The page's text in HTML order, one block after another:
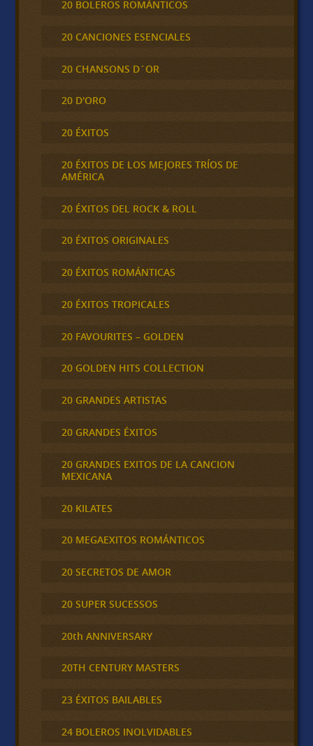
20 BOLEROS ROMÁNTICOS
20 CANCIONES ESENCIALES
20 CHANSONS D´OR
20 D'ORO
20 ÉXITOS
20 ÉXITOS DE LOS MEJORES TRÍOS DE
AMÉRICA
20 ÉXITOS DEL ROCK & ROLL
20 ÉXITOS ORIGINALES
20 ÉXITOS ROMÁNTICAS
20 ÉXITOS TROPICALES
20 FAVOURITES – GOLDEN
20 GOLDEN HITS COLLECTION
20 GRANDES ARTISTAS
20 GRANDES ÉXITOS
20 GRANDES EXITOS DE LA CANCION
MEXICANA
20 KILATES
20 MEGAEXITOS ROMÁNTICOS
20 SECRETOS DE AMOR
20 SUPER SUCESSOS
20th ANNIVERSARY
20TH CENTURY MASTERS
23 ÉXITOS BAILABLES
24 BOLEROS INOLVIDABLES